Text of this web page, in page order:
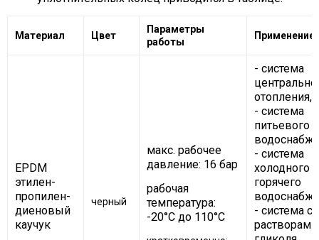
Материал Цвет
Параметры
работы
Применение
EPDM
этилен-
пропилен-
диеновый
каучук
черный
макс. рабочее
давление: 16 бар
рабочая
температура:
-20°C до 110°C
- система
отопления,
- система
питьевого
- система
холодного и
горячего
- система с
растворами